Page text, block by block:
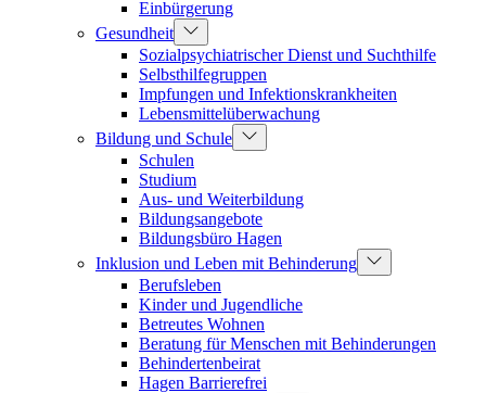
Einbürgerung
Gesundheit
Sozialpsychiatrischer Dienst und Suchthilfe
Selbsthilfegruppen
Impfungen und Infektionskrankheiten
Lebensmittelüberwachung
Bildung und Schule
Schulen
Studium
Aus- und Weiterbildung
Bildungsangebote
Bildungsbüro Hagen
Inklusion und Leben mit Behinderung
Berufsleben
Kinder und Jugendliche
Betreutes Wohnen
Beratung für Menschen mit Behinderungen
Behindertenbeirat
Hagen Barrierefrei